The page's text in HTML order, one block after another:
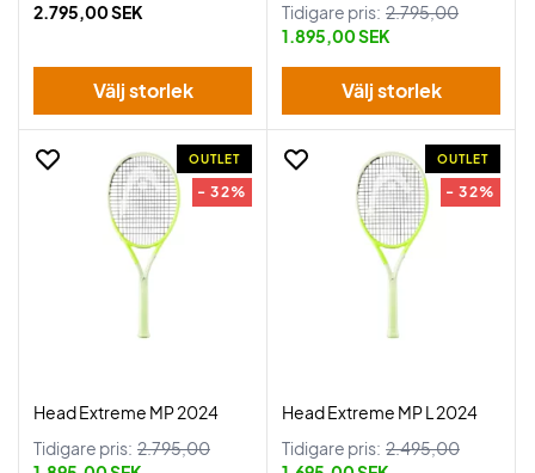
2.795,00 SEK
Välj storlek
Tidigare pris: 2.795,00
1.895,00 SEK
Välj storlek
OUTLET
- 32%
Head Extreme MP 2024
Tidigare pris: 2.795,00
OUTLET
- 32%
Head Extreme MP L 2024
Tidigare pris: 2.495,00